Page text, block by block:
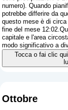
numero). Quando
potrebbe differire da
questo mese è di
fine del mese
capitale e l'area
modo significativo a
Tocca o fai clic
Ottobre